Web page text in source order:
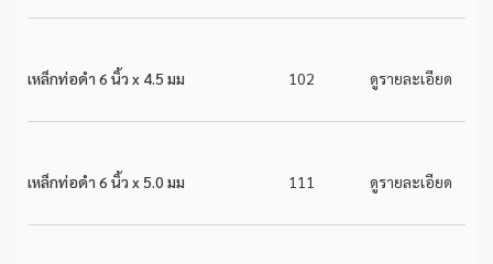
เหล็กท่อดำ 6 นิ้ว x 4.5 มม 102 ดูรายละเอียด
เหล็กท่อดำ 6 นิ้ว x 5.0 มม 111 ดูรายละเอียด